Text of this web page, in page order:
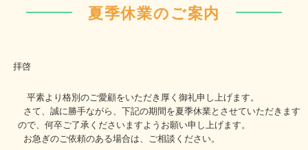
夏季休業のご案内
拝啓
平素より格別のご愛顧をいただき厚く御礼申し上げます。
さて、誠に勝手ながら、下記の期間を夏季休業とさせていただきます
ので、何卒ご了承くださいますようお願い申し上げます。
お急ぎのご依頼のある場合は、ご相談ください。